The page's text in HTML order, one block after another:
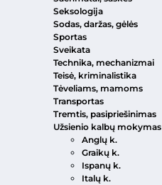
Seksologija
Sodas, daržas, gėlės
Sportas
Sveikata
Technika, mechanizmai
Teisė, kriminalistika
Tėveliams, mamoms
Transportas
Tremtis, pasipriešinimas
Užsienio kalbų mokymas
Anglų k.
Graikų k.
Ispanų k.
Italų k.